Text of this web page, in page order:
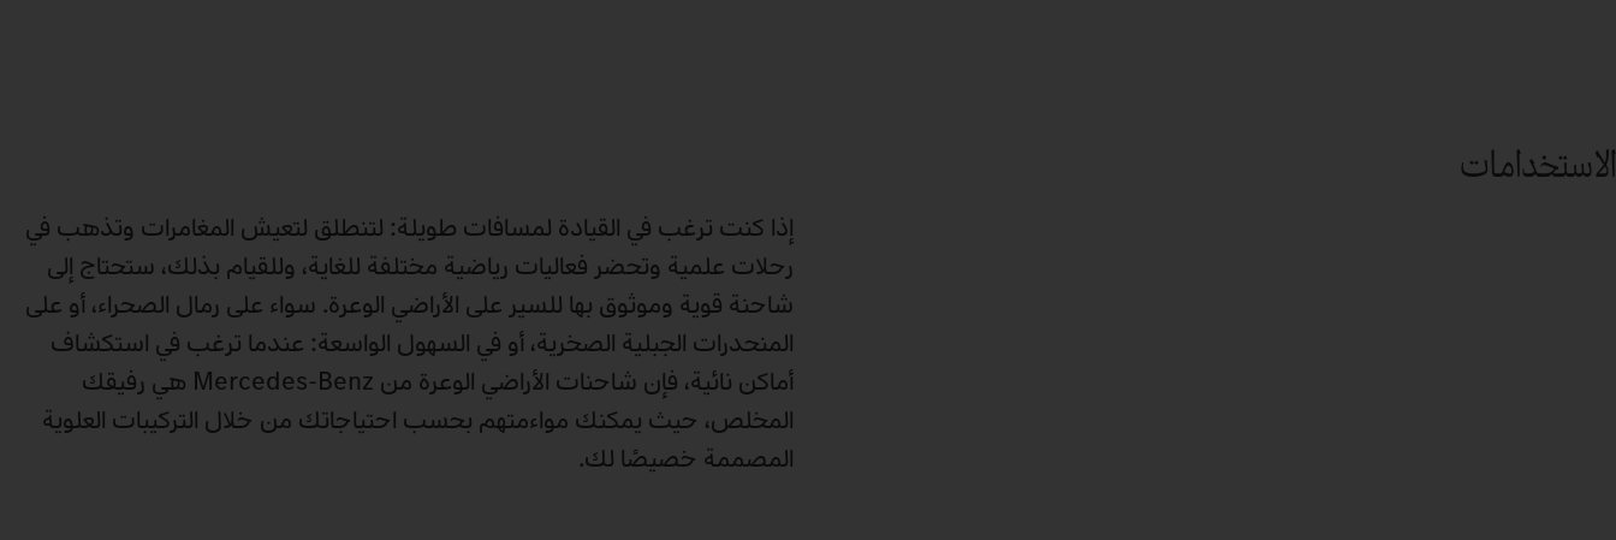
الاستخدامات
إذا كنت ترغب في القيادة لمسافات طويلة: لتنطلق لتعيش المغامرات وتذهب في
رحلات علمية وتحضر فعاليات رياضية مختلفة للغاية، وللقيام بذلك، ستحتاج إلى
شاحنة قوية وموثوق بها للسير على الأراضي الوعرة. سواء على رمال الصحراء، أو على
المنحدرات الجبلية الصخرية، أو في السهول الواسعة: عندما ترغب في استكشاف
أماكن نائية، فإن شاحنات الأراضي الوعرة من Mercedes-Benz هي رفيقك
المخلص، حيث يمكنك مواءمتهم بحسب احتياجاتك من خلال التركيبات العلوية
المصممة خصيصًا لك.